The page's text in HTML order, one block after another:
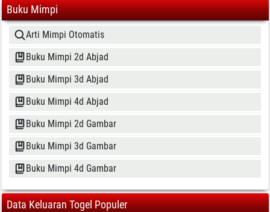
Buku Mimpi
Arti Mimpi Otomatis
Buku Mimpi 2d Abjad
Buku Mimpi 3d Abjad
Buku Mimpi 4d Abjad
Buku Mimpi 2d Gambar
Buku Mimpi 3d Gambar
Buku Mimpi 4d Gambar
Data Keluaran Togel Populer